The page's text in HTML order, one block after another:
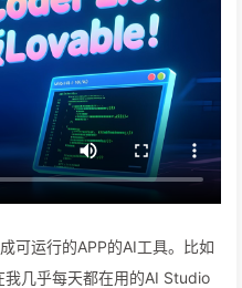
可运行的APP的AI工具。比如
几乎每天都在用的AI Studio